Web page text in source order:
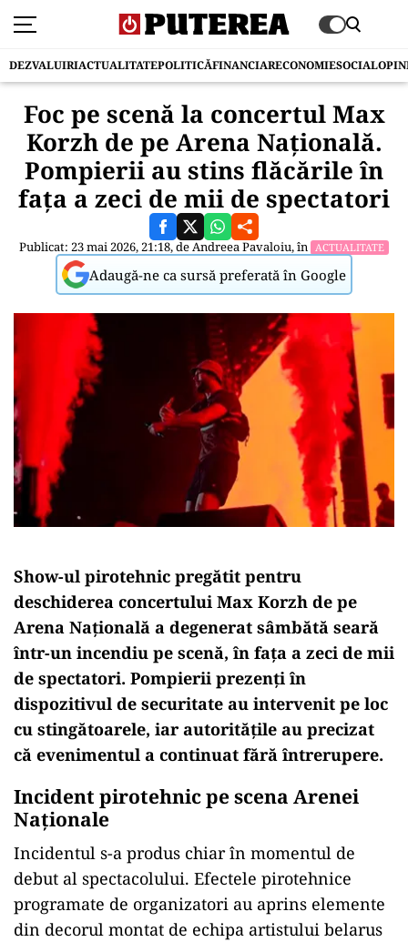
DEZVALUIRIACTUALITATEPOLITICĂFINANCIARECONOMIESOCIAL
Foc pe scenă la concertul Max
Korzh de pe Arena Națională.
Pompierii au stins flăcările în
fața a zeci de mii de spectatori
Publicat: 23 mai 2026, 21:18, deAndreea Pavaloiu, în ACTUALITATE
Adaugă-ne ca sursă preferată în Google
Show-ul pirotehnic pregătit pentru
deschiderea concertului Max Korzh de pe
Arena Națională a degenerat sâmbătă seară
într-un incendiu pe scenă, în fața a zeci de mii
de spectatori. Pompierii prezenți în
dispozitivul de securitate au intervenit pe loc
cu stingătoarele, iar autoritățile au precizat
că evenimentul a continuat fără întrerupere.
Incident pirotehnic pe scena Arenei
Naționale
Incidentul s-a produs chiar în momentul de
debut al spectacolului. Efectele pirotehnice
programate de organizatori au aprins elemente
din decorul montat de echipa artistului belarus